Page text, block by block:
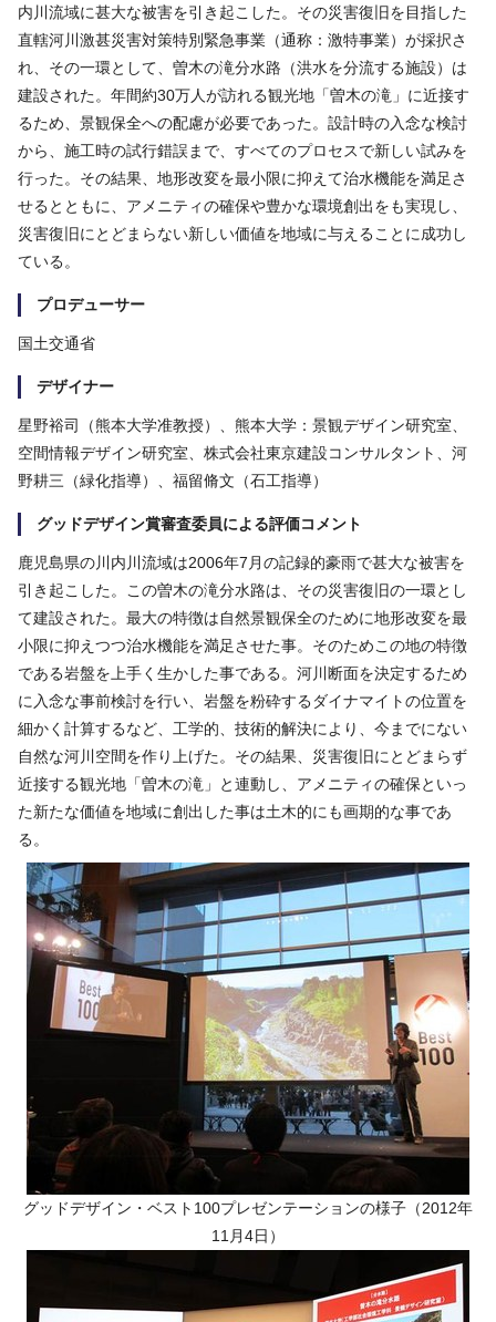
内川流域に甚大な被害を引き起こした。その災害復旧を目指した
直轄河川激甚災害対策特別緊急事業（通称：激特事業）が採択さ
れ、その一環として、曽木の滝分水路（洪水を分流する施設）は
建設された。年間約30万人が訪れる観光地「曽木の滝」に近接す
るため、景観保全への配慮が必要であった。設計時の入念な検討
から、施工時の試行錯誤まで、すべてのプロセスで新しい試みを
行った。その結果、地形改変を最小限に抑えて治水機能を満足さ
せるとともに、アメニティの確保や豊かな環境創出をも実現し、
災害復旧にとどまらない新しい価値を地域に与えることに成功し
ている。
プロデューサー
国土交通省
デザイナー
星野裕司（熊本大学准教授）、熊本大学：景観デザイン研究室、
空間情報デザイン研究室、株式会社東京建設コンサルタント、河
野耕三（緑化指導）、福留脩文（石工指導）
グッドデザイン賞審査委員による評価コメント
鹿児島県の川内川流域は2006年7月の記録的豪雨で甚大な被害を
引き起こした。この曽木の滝分水路は、その災害復旧の一環とし
て建設された。最大の特徴は自然景観保全のために地形改変を最
小限に抑えつつ治水機能を満足させた事。そのためこの地の特徴
である岩盤を上手く生かした事である。河川断面を決定するため
に入念な事前検討を行い、岩盤を粉砕するダイナマイトの位置を
細かく計算するなど、工学的、技術的解決により、今までにない
自然な河川空間を作り上げた。その結果、災害復旧にとどまらず
近接する観光地「曽木の滝」と連動し、アメニティの確保といっ
た新たな価値を地域に創出した事は土木的にも画期的な事であ
る。
グッドデザイン・ベスト100プレゼンテーションの様子（2012年
11月4日）